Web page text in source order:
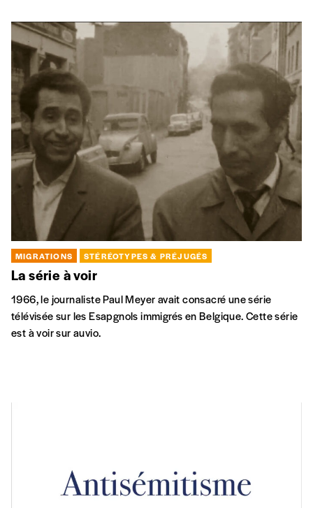
MIGRATIONS STÉRÉOTYPES & PRÉJUGÉS
La série à voir
1966, le journaliste Paul Meyer avait consacré une série
télévisée sur les Esapgnols immigrés en Belgique. Cette série
est à voir sur auvio.